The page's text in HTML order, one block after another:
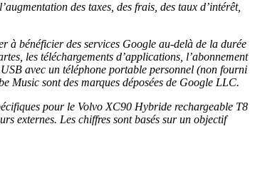
des taxes, des frais, des taux d’intérêt,
à bénéficier des services Google au-delà de la durée
les téléchargements d’applications, l’abonnement
avec un téléphone portable personnel (non fourni
Music sont des marques déposées de Google LLC.
pour le Volvo XC90 Hybride rechargeable T8
externes. Les chiffres sont basés sur un objectif